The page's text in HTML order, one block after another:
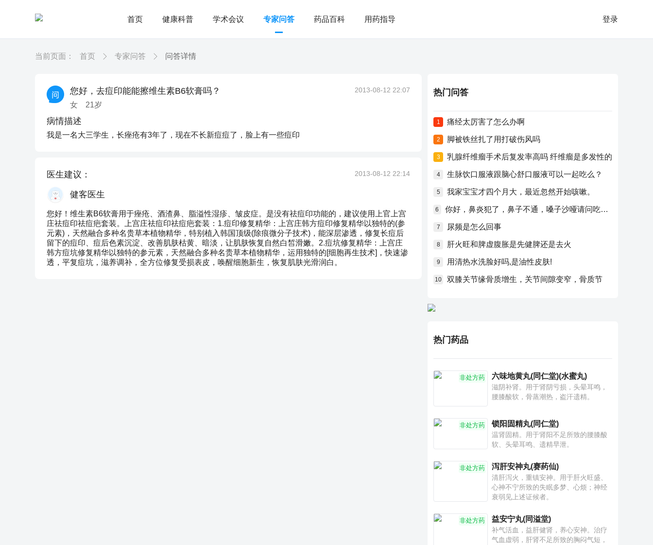
首页 健康科普 学术会议 专家问答 药品百科 用药指导 登录
当前页面： 首页 专家问答 问答详情
您好，去痘印能能擦维生素B6软膏吗？
女 21岁
2013-08-12 22:07
病情描述
我是一名大三学生，长痤疮有3年了，现在不长新痘痘了，脸上有一些痘印
医生建议： 2013-08-12 22:14
健客医生
您好！维生素B6软膏用于痤疮、酒渣鼻、脂溢性湿疹、皱皮症。是没有祛痘印功能的，建议使用上官上宫
庄祛痘印祛痘疤套装。上宫庄祛痘印祛痘疤套装：1.痘印修复精华：上宫庄韩方痘印修复精华以独特的(参
元素)，天然融合多种名贵草本植物精华，特别植入韩国顶级(除痕微分子技术)，能深层渗透，修复长痘后
留下的痘印、痘后色素沉淀、改善肌肤枯黄、暗淡，让肌肤恢复自然白皙滑嫩。2.痘坑修复精华：上宫庄
韩方痘坑修复精华以独特的参元素，天然融合多种名贵草本植物精华，运用独特的[细胞再生技术]，快速渗
透，平复痘坑，滋养调补，全方位修复受损表皮，唤醒细胞新生，恢复肌肤光滑润白。
热门问答
1 痛经太厉害了怎么办啊
2 脚被铁丝扎了用打破伤风吗
3 乳腺纤维瘤手术后复发率高吗 纤维瘤是多发性的
4 生脉饮口服液跟脑心舒口服液可以一起吃么？
5 我家宝宝才四个月大，最近忽然开始咳嗽。
6 你好，鼻炎犯了，鼻子不通，嗓子沙哑请问吃什么药比较好？
7 尿频是怎么回事
8 肝火旺和脾虚腹胀是先健脾还是去火
9 用清热水洗脸好吗,是油性皮肤!
10 双膝关节缘骨质增生，关节间隙变窄，骨质节
热门药品
非处方药 六味地黄丸(同仁堂)(水蜜丸)
滋阴补肾。用于肾阴亏损，头晕耳鸣，
腰膝酸软，骨蒸潮热，盗汗遗精。
非处方药 锁阳固精丸(同仁堂)
温肾固精。用于肾阳不足所致的腰膝酸
软、头晕耳鸣、遗精早泄。
非处方药 泻肝安神丸(赛药仙)
清肝泻火，重镇安神。用于肝火旺盛、
心神不宁所致的失眠多梦、心烦；神经
衰弱见上述证候者。
非处方药 益安宁丸(同溢堂)
补气活血，益肝健肾，养心安神。治疗
气血虚弱，肝肾不足所致的胸闷气短，